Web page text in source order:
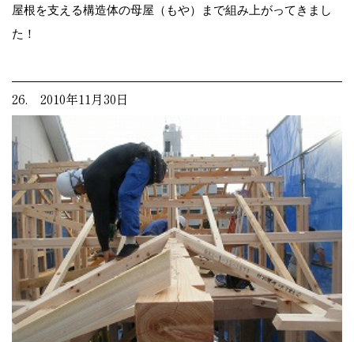
屋根を支える構造体の母屋（もや）まで組み上がってきまし
た！
26. 2010年11月30日